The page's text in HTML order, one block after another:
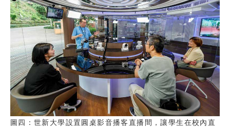
圖四：世新大學設置圓桌影音播客直播間，讓學生在校內直